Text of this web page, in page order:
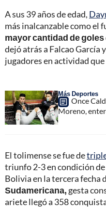
A sus 39 años de edad,
más inalcanzable como el
mayor cantidad de goles
dejó atrás a Falcao García
jugadores en actividad
Más Deportes
Once
Moreno,
El tolimense se fue de
triunfo 2-3 en condición
Bolivia en la tercera fecha
Sudamericana, gesta
ariete llegó a 358